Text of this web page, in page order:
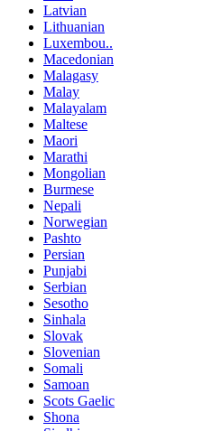
Latvian
Lithuanian
Luxembou..
Macedonian
Malagasy
Malay
Malayalam
Maltese
Maori
Marathi
Mongolian
Burmese
Nepali
Norwegian
Pashto
Persian
Punjabi
Serbian
Sesotho
Sinhala
Slovak
Slovenian
Somali
Samoan
Scots Gaelic
Shona